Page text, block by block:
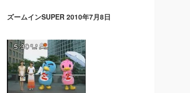
ズームインSUPER 2010年7月8日